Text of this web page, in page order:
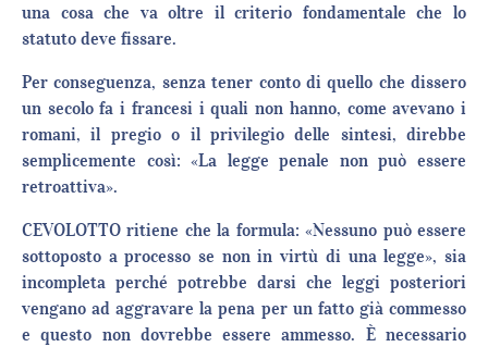
una cosa che va oltre il criterio fondamentale che lo
statuto deve fissare.
Per conseguenza, senza tener conto di quello che dissero
un secolo fa i francesi i quali non hanno, come avevano i
romani, il pregio o il privilegio delle sintesi, direbbe
semplicemente così: «La legge penale non può essere
retroattiva».
CEVOLOTTO ritiene che la formula: «Nessuno può essere
sottoposto a processo se non in virtù di una legge», sia
incompleta perché potrebbe darsi che leggi posteriori
vengano ad aggravare la pena per un fatto già commesso
e questo non dovrebbe essere ammesso. È necessario